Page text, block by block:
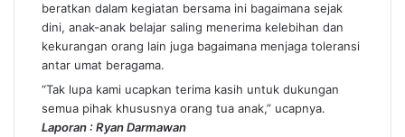
beratkan dalam kegiatan bersama ini bagaimana sejak
dini, anak-anak belajar saling menerima kelebihan dan
kekurangan orang lain juga bagaimana menjaga toleransi
antar umat beragama.
“Tak lupa kami ucapkan terima kasih untuk dukungan
semua pihak khususnya orang tua anak,” ucapnya.
Laporan : Ryan Darmawan